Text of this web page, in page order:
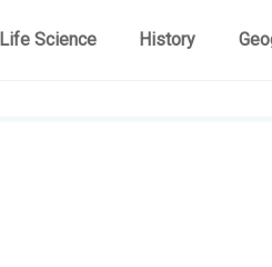
Life Science History